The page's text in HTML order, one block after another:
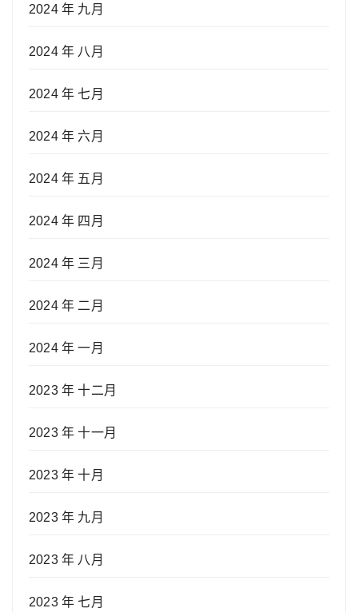
2024 年 九月
2024 年 八月
2024 年 七月
2024 年 六月
2024 年 五月
2024 年 四月
2024 年 三月
2024 年 二月
2024 年 一月
2023 年 十二月
2023 年 十一月
2023 年 十月
2023 年 九月
2023 年 八月
2023 年 七月